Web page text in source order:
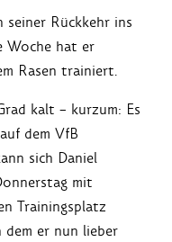
Rückkehr ins
Woche hat er
Rasen trainiert.
kalt – kurzum: Es
dem VfB
sich Daniel
mit
Trainingsplatz
er nun lieber